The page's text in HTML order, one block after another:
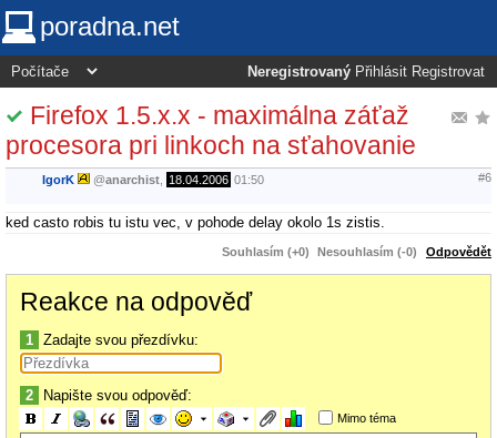
poradna.net
Neregistrovaný Přihlásit Registrovat
Firefox 1.5.x.x - maximálna záťaž
procesora pri linkoch na sťahovanie
IgorK @anarchist 18.04.2006 01:50 #6
ked casto robis tu istu vec, v pohode delay okolo 1s zistis.
Souhlasím (+0) Nesouhlasím (-0) Odpovědět
Reakce na odpověď
1 Zadajte svou přezdívku:
2 Napište svou odpověď:
Mimo téma